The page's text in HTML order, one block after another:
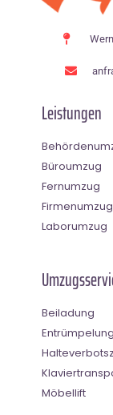
Leistungen
Büroumzug
Fernumzug
Firmenumzug
Laborumzug
Beiladung
Entrümpelung
Möbellift